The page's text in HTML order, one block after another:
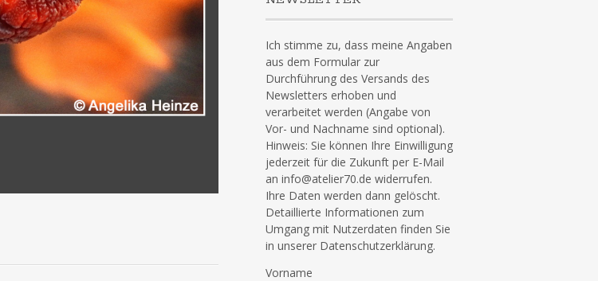
Ich stimme zu, dass meine Angaben
aus dem Formular zur
Durchführung des Versands des
Newsletters erhoben und
verarbeitet werden (Angabe von
Vor- und Nachname sind optional).
Hinweis: Sie können Ihre Einwilligung
jederzeit für die Zukunft per E-Mail
an info@atelier70.de widerrufen.
Ihre Daten werden dann gelöscht.
Detaillierte Informationen zum
Umgang mit Nutzerdaten finden Sie
in unserer Datenschutzerklärung.
Vorname